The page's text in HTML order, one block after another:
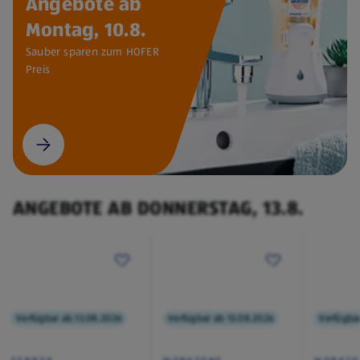
Montag, 10.8.
Sauber sparen zum HOFER
Preis
ANGEBOTE AB DONNERSTAG, 13.8.
Verfügbar ab 13.08.2026 Verfügbar ab 13.08.2026